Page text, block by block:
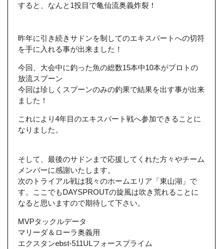
すると、なんと1投目で亀仙流奥義炸裂！
昨年に引き続きサドンを制してのエキスパートへの切符
を手に入れる事が出来ました！
今回、大会中に釣った魚の総数15本中10本がプロトの
放流スプーン
今回は珍しくスプーンのみの釣果で結果を出す事が出来
ました！
これにより4年目のエキスパート戦へ参加できることに
なりました。
そして、最後のサドンまで応援してくれた方々やチーム
メンバーに感謝いたします。
次のトライアル戦は我々のホームエリア「東山湖」で
す。ここでもDAYSPROUTの旋風は吹き荒れることに
なると思いますので期待して下さい。
MVPタックルデータ
マリーダ＆ローラ奥義用
エクスタンebst-511ULフォースプライム